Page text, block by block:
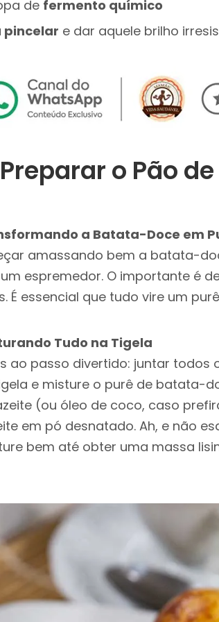
de fermento químico
pincelar e dar aquele brilho
o Pão
a Batata-Doce em
amassando bem a batata-
espremedor. O importante é
É essencial que tudo vire um
Tudo na Tigela
ao passo divertido: juntar todos
e misture o purê de batata-
(ou óleo de coco, caso
em pó desnatado. Ah, e não
bem até obter uma massa